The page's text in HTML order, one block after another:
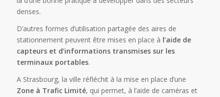
denses.
D’autres formes d’utilisation partagée des aires de
stationnement peuvent être mises en place à l’aide de
capteurs et d’informations transmises sur les
terminaux portables.
A Strasbourg, la ville réfléchit à la mise en place d’une
Zone à Trafic Limité, qui permet, à l’aide de caméras et